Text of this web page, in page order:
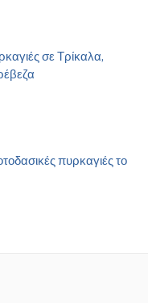
σε Τρίκαλα,
πυρκαγιές το